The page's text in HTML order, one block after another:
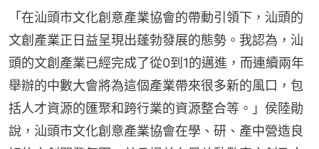
「在汕頭市文化創意產業協會的帶動引領下，汕頭的
文創產業正日益呈現出蓬勃發展的態勢。我認為，汕
頭的文創產業已經完成了從0到1的邁進，而連續兩年
舉辦的中數大會將為這個產業帶來很多新的風口，包
括人才資源的匯聚和跨行業的資源整合等。」侯陸勛
說，汕頭市文化創意產業協會在學、研、產中營造良